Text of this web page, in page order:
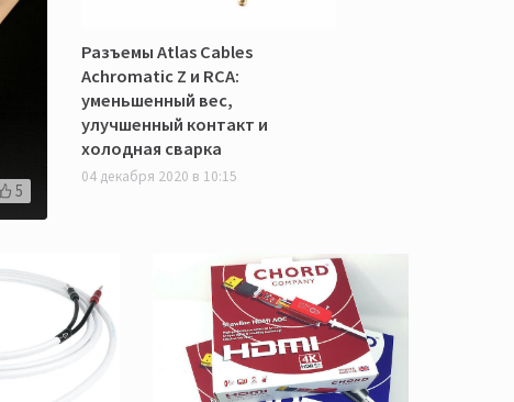
5
Разъемы Atlas Cables
Achromatic Z и RCA:
уменьшенный вес,
улучшенный контакт и
холодная сварка
04 декабря 2020 в 10:15